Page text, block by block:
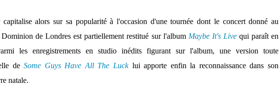
capitalise alors sur sa popularité à l'occasion d'une tournée dont le concert donné au
Dominion de Londres est partiellement restitué sur l'album Maybe It's Livequi paraît en
les enregistrements en studio inédits figurant sur l'album, une version toute
deSome Guys Have All The Lucklui apporte enfin la reconnaissance dans son
natale.